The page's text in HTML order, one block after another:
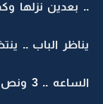
.. بعدين نزلها
يناظر الباب ..